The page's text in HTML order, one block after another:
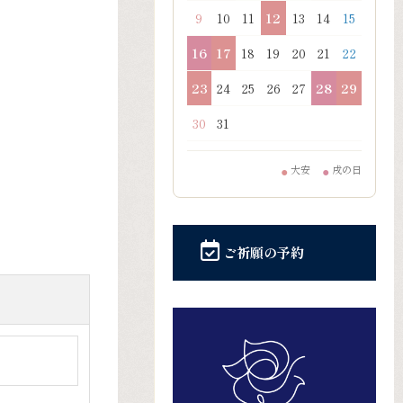
9 10 11 12 13 14
15
16 17 18 19 20 21
22
23 24 25 26 27 28 29
30
31
● 大安 ● 戌の日
ご祈願の予約